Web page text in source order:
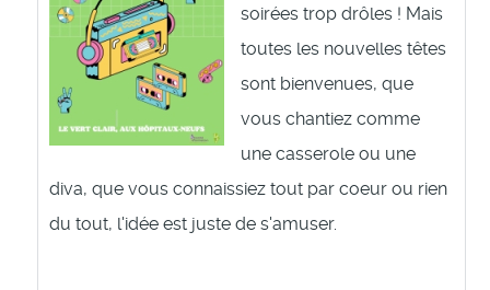
soirées trop drôles ! Mais
toutes les nouvelles têtes
sont bienvenues, que
vous chantiez comme
une casserole ou une
diva, que vous connaissiez tout par coeur ou rien
du tout, l'idée est juste de s'amuser.